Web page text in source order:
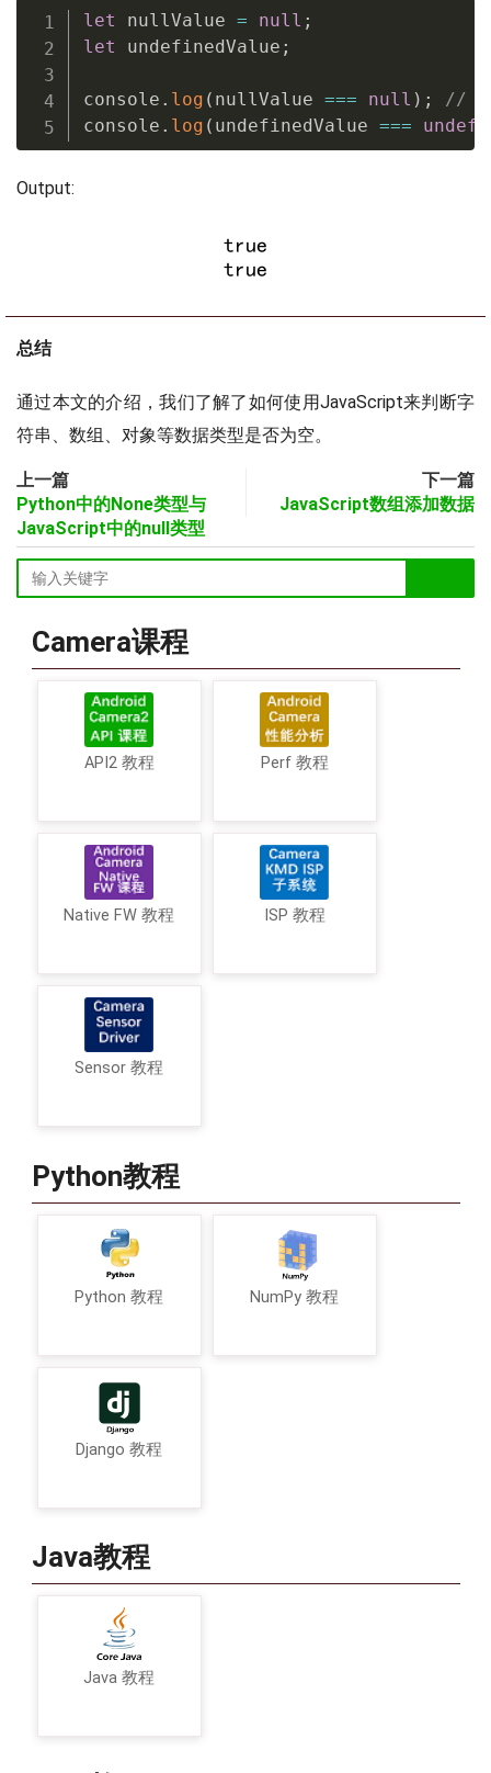
let nullValue = null ;
let undefinedValue ;
console . log ( nullValue === null ) ;
//
console . log ( undefinedValue ===
Output:
总结
通过本文的介绍，我们了解了如何使用JavaScript来判断字
符串、数组、对象等数据类型是否为空。
上一篇
Python中的None类型与
JavaScript中的null类型
下一篇
JavaScript数组添加数据
Camera课程
API2 教程 Perf 教程
Native FW 教程 ISP 教程
Sensor 教程
Python教程
Python 教程 NumPy 教程
Django 教程
Java教程
Java 教程